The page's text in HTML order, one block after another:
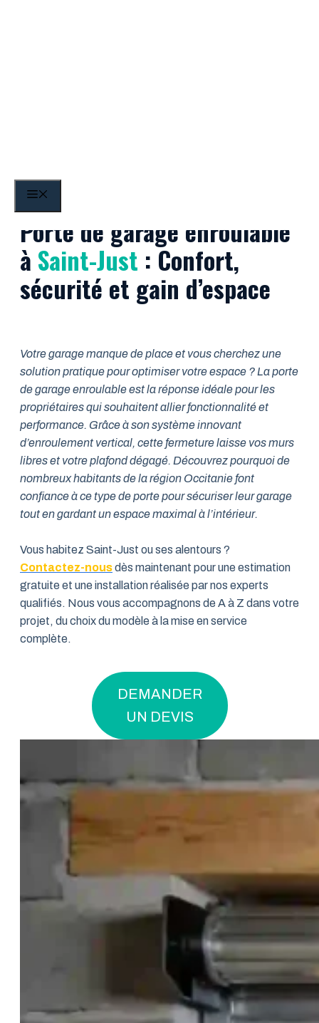
Porte de garage enroulable
à Saint-Just : Confort,
sécurité et gain d’espace
Votre garage manque de place et vous cherchez une
solution pratique pour optimiser votre espace ? La porte
de garage enroulable est la réponse idéale pour les
propriétaires qui souhaitent allier fonctionnalité et
performance. Grâce à son système innovant
d’enroulement vertical, cette fermeture laisse vos murs
libres et votre plafond dégagé. Découvrez pourquoi de
nombreux habitants de la région Occitanie font
confiance à ce type de porte pour sécuriser leur garage
tout en gardant un espace maximal à l’intérieur.
Vous habitez Saint-Just ou ses alentours ?
Contactez-nousdès maintenant pour une estimation
gratuite et une installation réalisée par nos experts
qualifiés. Nous vous accompagnons de A à Z dans votre
projet, du choix du modèle à la mise en service
complète.
DEMANDER
UN DEVIS